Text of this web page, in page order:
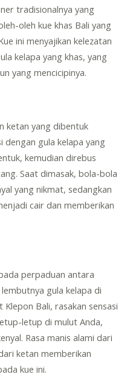
tradisionalnya yang
oleh kue khas Bali yang
ini menyajikan kelezatan
kelapa yang khas, yang
yang mencicipinya.
ketan yang dibentuk
dengan gula kelapa yang
kemudian direbus
Saat dimasak, bola-bola
yang nikmat, sedangkan
cair dan memberikan
perpaduan antara
gula kelapa di
Bali, rasakan sensasi
letup di mulut Anda,
Rasa manis alami dari
ketan memberikan
kue ini.